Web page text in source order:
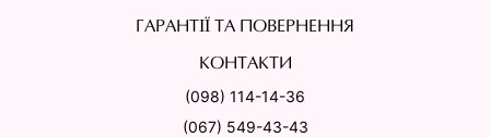
ГАРАНТІЇ ТА ПОВЕРНЕННЯ
КОНТАКТИ
(098) 114-14-36
(067) 549-43-43